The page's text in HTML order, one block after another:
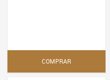
COMPRAR
As